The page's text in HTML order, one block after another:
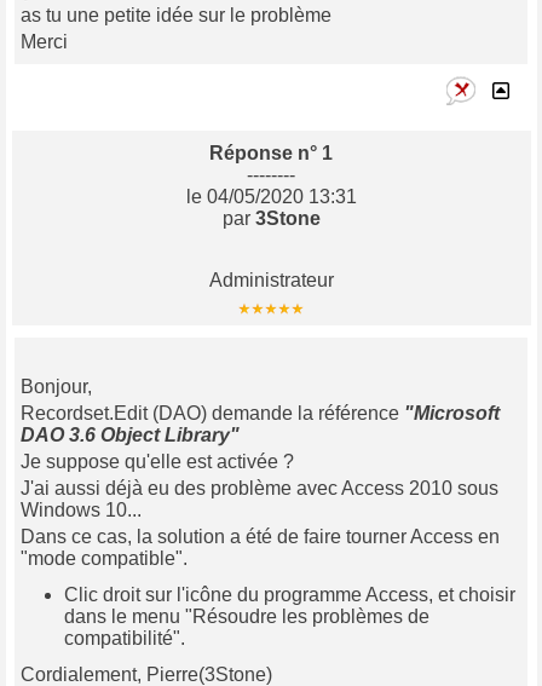
as tu une petite idée sur le problème
Merci
Réponse n° 1
--------
le 04/05/2020 13:31
par 3Stone
Administrateur
Bonjour,
Recordset.Edit (DAO) demande la référence "Microsoft
DAO 3.6 Object Library"
Je suppose qu'elle est activée ?
J'ai aussi déjà eu des problème avec Access 2010 sous
Windows 10...
Dans ce cas, la solution a été de faire tourner Access en
"mode compatible".
Clic droit sur l'icône du programme Access, et choisir
dans le menu "Résoudre les problèmes de
compatibilité".
Cordialement, Pierre(3Stone)